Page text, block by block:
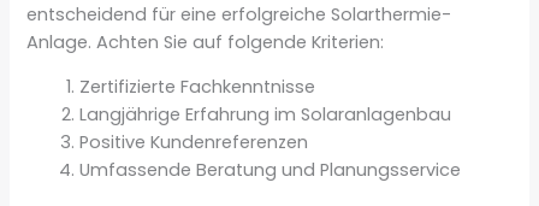
entscheidend für eine erfolgreiche Solarthermie-
Anlage. Achten Sie auf folgende Kriterien:
Zertifizierte Fachkenntnisse
Langjährige Erfahrung im Solaranlagenbau
Positive Kundenreferenzen
Umfassende Beratung und Planungsservice